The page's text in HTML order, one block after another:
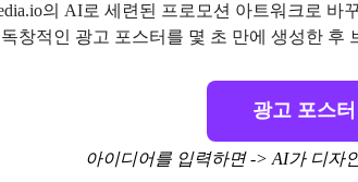
의 AI로 세련된 프로모션 아트워크로 바
창적인 광고 포스터를 몇 초 만에 생성한
광고 포스터
아이디어를 입력하면 -> AI가 디자